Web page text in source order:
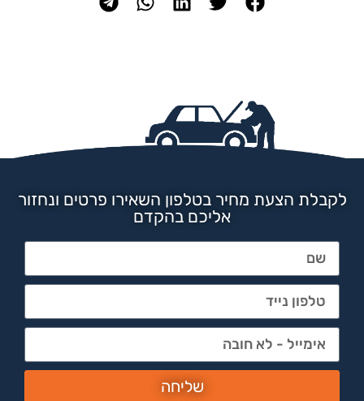
לקבלת הצעת מחיר בטלפון השאירו פרטים ונחזור
אליכם בהקדם
שליחה